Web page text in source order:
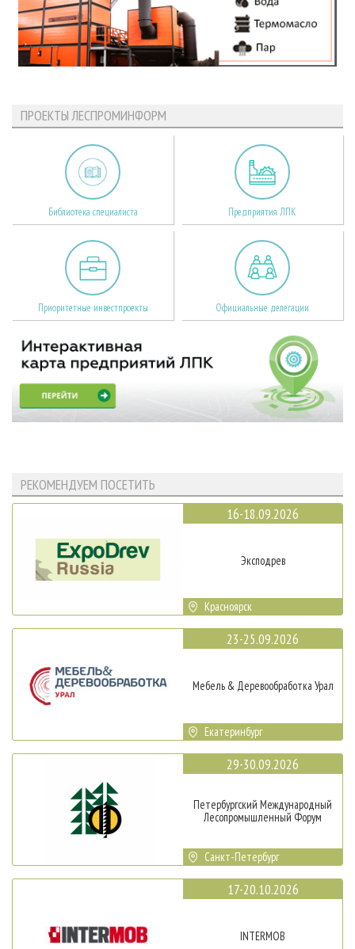
ПРОЕКТЫ ЛЕСПРОМИНФОРМ
Библиотека специалиста Предприятия ЛПК
Приоритетные инвестпроекты Официальные делегации
РЕКОМЕНДУЕМ ПОСЕТИТЬ
16-18.09.2026
Эксподрев
Красноярск
23-25.09.2026
Мебель & Деревообработка Урал
Екатеринбург
29-30.09.2026
Петербургский Международный
Лесопромышленный Форум
Санкт-Петербург
17-20.10.2026
INTERMOB